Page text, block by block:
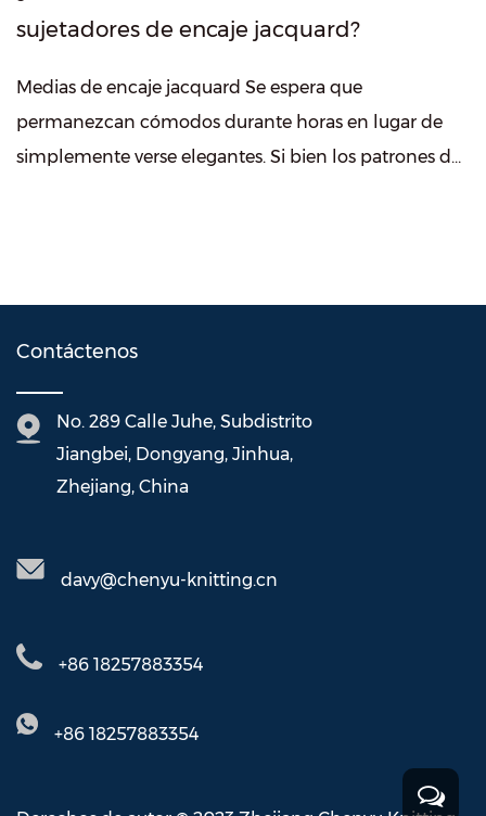
sujetadores de encaje jacquard?
Medias de encaje jacquard Se espera que
permanezcan cómodos durante horas en lugar de
simplemente verse elegantes. Si bien los patrones de
Contáctenos
No. 289 Calle Juhe, Subdistrito
Jiangbei, Dongyang, Jinhua,
Zhejiang, China
davy@chenyu-knitting.cn
+86 18257883354
+86 18257883354